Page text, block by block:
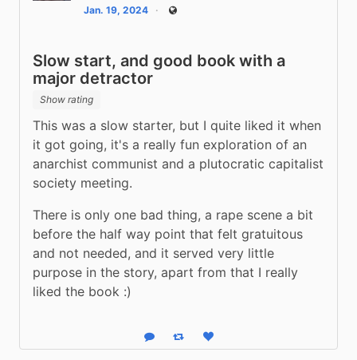
Jan. 19, 2024 Public
Slow start, and good book with a
major detractor
Show rating
This was a slow starter, but I quite liked it when
it got going, it's a really fun exploration of an
anarchist communist and a plutocratic capitalist
society meeting.
There is only one bad thing, a rape scene a bit
before the half way point that felt gratuitous
and not needed, and it served very little
purpose in the story, apart from that I really
liked the book :)
Reply Boost statusLike status